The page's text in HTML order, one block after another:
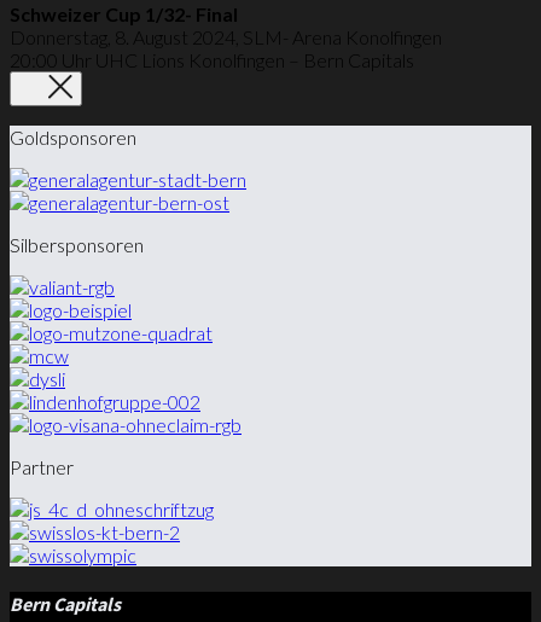
Schweizer Cup 1/32- Final
Donnerstag, 8. August 2024, SLM- Arena Konolfingen
20:00 Uhr UHC Lions Konolfingen – Bern Capitals
Goldsponsoren
Silbersponsoren
Partner
Bern Capitals